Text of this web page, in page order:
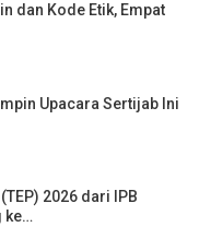
dan Kode Etik, Empat
Upacara Sertijab Ini
2026 dari IPB
ke…